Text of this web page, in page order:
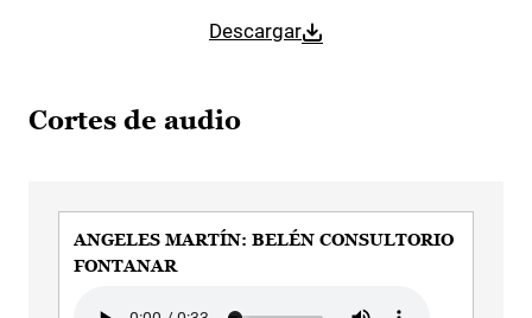
Descargar
Cortes de audio
ANGELES MARTÍN: BELÉN CONSULTORIO
FONTANAR